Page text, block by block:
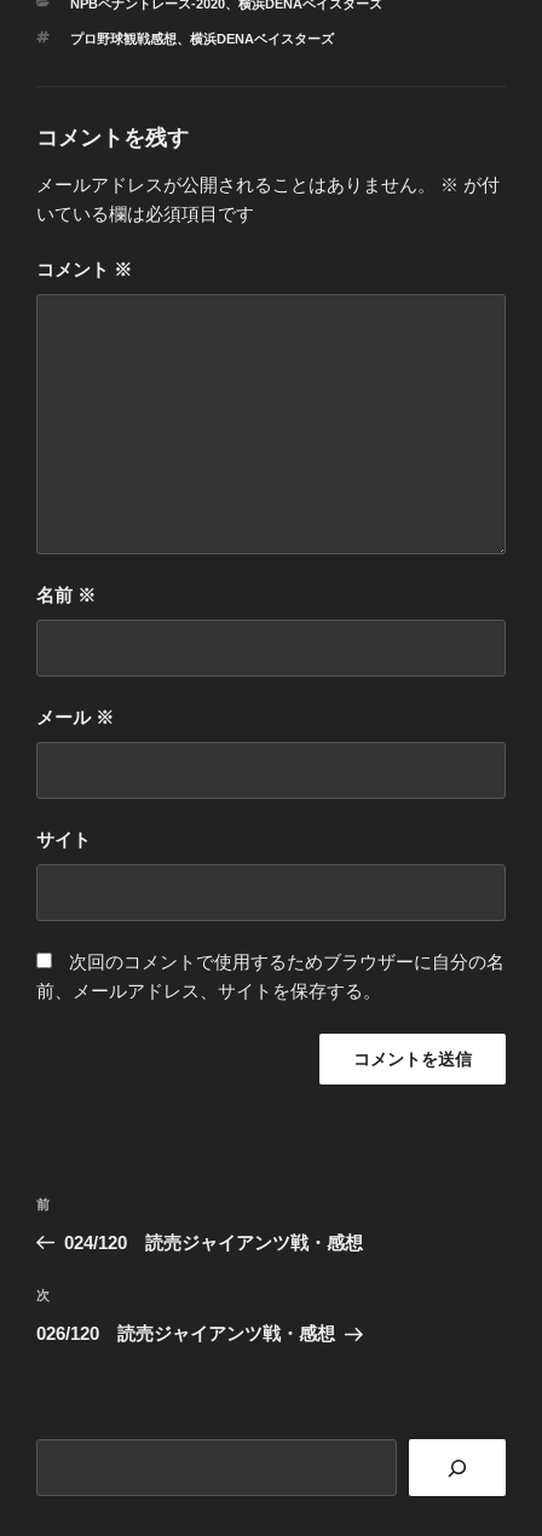
ゴ
NPBペナントレース-2020、 横浜DENAベイスターズ
タ
プロ野球観戦感想、 横浜DENAベイスターズ
コメントを残す
メールアドレスが公開されることはありません。 ※ が付
いている欄は必須項目です
コメント ※
名前 ※
メール ※
サイト
次回のコメントで使用するためブラウザーに自分の名
前、メールアドレス、サイトを保存する。
投
ビ
ゲ
前
の
稿
前
024/120 読売ジャイアンツ戦・感想
次
の
次
026/120 読売ジャイアンツ戦・感想